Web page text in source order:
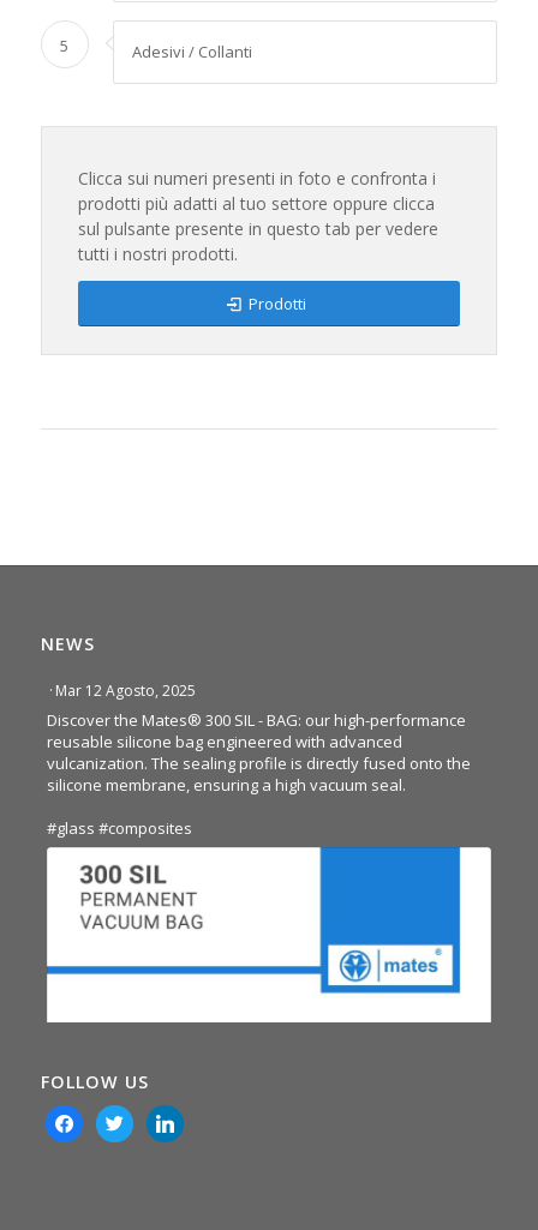
5 Adesivi / Collanti
Clicca sui numeri presenti in foto e confronta i
prodotti più adatti al tuo settore oppure clicca
sul pulsante presente in questo tab per vedere
tutti i nostri prodotti.
Prodotti
NEWS
· Mar 12 Agosto, 2025
Discover the Mates® 300 SIL - BAG: our high-performance
reusable silicone bag engineered with advanced
vulcanization. The sealing profile is directly fused onto the
silicone membrane, ensuring a high vacuum seal.
#glass #composites
FOLLOW US
facebooktwitterlinkedin